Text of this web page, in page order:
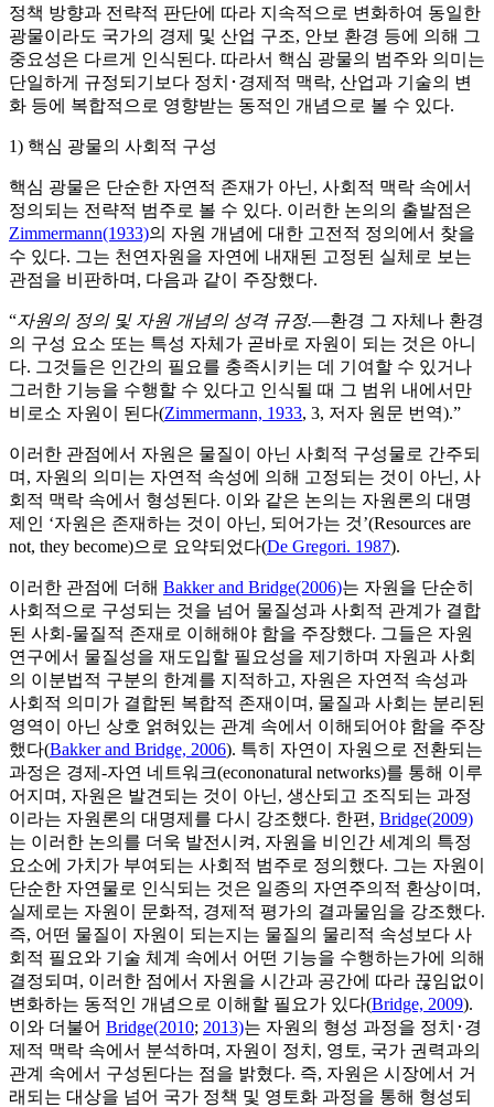
정책 방향과 전략적 판단에 따라 지속적으로 변화하여 동일한
광물이라도 국가의 경제 및 산업 구조, 안보 환경 등에 의해 그
중요성은 다르게 인식된다. 따라서 핵심 광물의 범주와 의미는
단일하게 규정되기보다 정치･경제적 맥락, 산업과 기술의 변
화 등에 복합적으로 영향받는 동적인 개념으로 볼 수 있다.
1) 핵심 광물의 사회적 구성
핵심 광물은 단순한 자연적 존재가 아닌, 사회적 맥락 속에서
정의되는 전략적 범주로 볼 수 있다. 이러한 논의의 출발점은
Zimmermann(1933)의 자원 개념에 대한 고전적 정의에서 찾을
수 있다. 그는 천연자원을 자연에 내재된 고정된 실체로 보는
관점을 비판하며, 다음과 같이 주장했다.
“자원의 정의 및 자원 개념의 성격 규정.—환경 그 자체나 환경
의 구성 요소 또는 특성 자체가 곧바로 자원이 되는 것은 아니
다. 그것들은 인간의 필요를 충족시키는 데 기여할 수 있거나
그러한 기능을 수행할 수 있다고 인식될 때 그 범위 내에서만
비로소 자원이 된다(Zimmermann, 1933, 3, 저자 원문 번역).”
이러한 관점에서 자원은 물질이 아닌 사회적 구성물로 간주되
며, 자원의 의미는 자연적 속성에 의해 고정되는 것이 아닌, 사
회적 맥락 속에서 형성된다. 이와 같은 논의는 자원론의 대명
제인 ‘자원은 존재하는 것이 아닌, 되어가는 것’(Resources are
not, they become)으로 요약되었다(De Gregori. 1987).
이러한 관점에 더해 Bakker and Bridge(2006)는 자원을 단순히
사회적으로 구성되는 것을 넘어 물질성과 사회적 관계가 결합
된 사회-물질적 존재로 이해해야 함을 주장했다. 그들은 자원
연구에서 물질성을 재도입할 필요성을 제기하며 자원과 사회
의 이분법적 구분의 한계를 지적하고, 자원은 자연적 속성과
사회적 의미가 결합된 복합적 존재이며, 물질과 사회는 분리된
영역이 아닌 상호 얽혀있는 관계 속에서 이해되어야 함을 주장
했다(Bakker and Bridge, 2006). 특히 자연이 자원으로 전환되는
과정은 경제-자연 네트워크(econonatural networks)를 통해 이루
어지며, 자원은 발견되는 것이 아닌, 생산되고 조직되는 과정
이라는 자원론의 대명제를 다시 강조했다. 한편, Bridge(2009)
는 이러한 논의를 더욱 발전시켜, 자원을 비인간 세계의 특정
요소에 가치가 부여되는 사회적 범주로 정의했다. 그는 자원이
단순한 자연물로 인식되는 것은 일종의 자연주의적 환상이며,
실제로는 자원이 문화적, 경제적 평가의 결과물임을 강조했다.
즉, 어떤 물질이 자원이 되는지는 물질의 물리적 속성보다 사
회적 필요와 기술 체계 속에서 어떤 기능을 수행하는가에 의해
결정되며, 이러한 점에서 자원을 시간과 공간에 따라 끊임없이
변화하는 동적인 개념으로 이해할 필요가 있다(Bridge, 2009).
이와 더불어 Bridge(2010; 2013)는 자원의 형성 과정을 정치･경
제적 맥락 속에서 분석하며, 자원이 정치, 영토, 국가 권력과의
관계 속에서 구성된다는 점을 밝혔다. 즉, 자원은 시장에서 거
래되는 대상을 넘어 국가 정책 및 영토화 과정을 통해 형성되